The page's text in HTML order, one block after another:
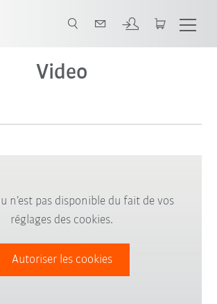
Video
n’est pas disponible du fait de vos
réglages des cookies.
Autoriser les cookies